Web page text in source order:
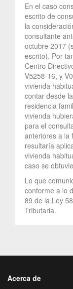
En el caso
escrito de
la
consultante
octubre 2017
escrito). Por
Centro
V5258-16, y
vivienda
contar desde
residencia
vivienda
para el
anteriores a la
resultaría
vivienda
caso se
Lo que
conforme a lo
89 de la Ley
Tributaria.
Acerca de